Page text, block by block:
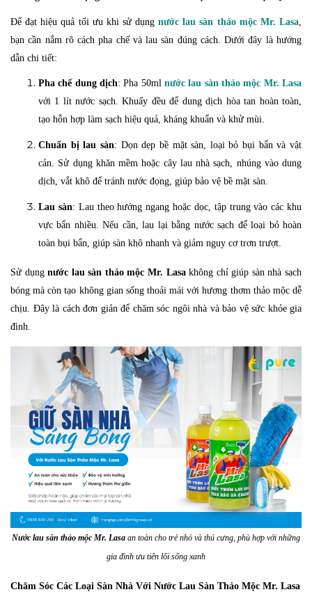
Để đạt hiệu quả tối ưu khi sử dụngnước lau sàn thảo mộc Mr. Lasa
bạn cần nắm rõ cách pha chế và lau sàn đúng cách. Dưới đây là hướng
dẫn chi tiết:
Pha chế dung dịch: Pha 50ml nước lau sàn thảo mộc Mr. Lasa
với 1 lít nước sạch. Khuấy đều để dung dịch hòa tan hoàn toàn,
tạo hỗn hợp làm sạch hiệu quả, kháng khuẩn và khử mùi.
Chuẩn bị lau sàn: Dọn dẹp bề mặt sàn, loại bỏ bụi bẩn và vật
cản. Sử dụng khăn mềm hoặc cây lau nhà sạch, nhúng vào dung
dịch, vắt khô để tránh nước đọng, giúp bảo vệ bề mặt sàn.
Lau sàn: Lau theo hướng ngang hoặc dọc, tập trung vào các khu
vực bẩn nhiều. Nếu cần, lau lại bằng nước sạch để loại bỏ hoàn
toàn bụi bẩn, giúp sàn khô nhanh và giảm nguy cơ trơn trượt.
Sử dụngnước lau sàn thảo mộc Mr. Lasakhông chỉ giúp sàn nhà sạch
bóng mà còn tạo không gian sống thoải mái với hương thơm thảo mộc dễ
chịu. Đây là cách đơn giản để chăm sóc ngôi nhà và bảo vệ sức khỏe gia
đình.
Nước lau sàn thảo mộc Mr. Lasa an toàn cho trẻ nhỏ và thú cưng, phù hợp với những
gia đình ưu tiên lối sống xanh
Chăm Sóc Các Loại Sàn Nhà Với Nước Lau Sàn Thảo Mộc Mr. Lasa